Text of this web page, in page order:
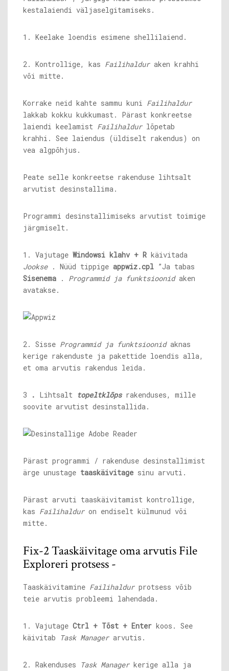
kestalaiendi väljaselgitamiseks.
1. Keelake loendis esimene shellilaiend.
2. Kontrollige, kas Failihalduraken krahhi
või mitte.
Korrake neid kahte sammu kuni Failihaldur
lakkab kokku kukkumast. Pärast konkreetse
laiendi keelamist Failihaldurlõpetab
krahhi. See laiendus (üldiselt rakendus) on
vea algpõhjus.
Peate selle konkreetse rakenduse lihtsalt
arvutist desinstallima.
Programmi desinstallimiseks arvutist toimige
järgmiselt.
1. Vajutage Windowsi klahv + R käivitada
Jookse. Nüüd tippige appwiz.cpl ”Ja tabas
Sisenema . Programmid ja funktsioonidaken
avatakse.
2. Sisse Programmid ja funktsioonidaknas
kerige rakenduste ja pakettide loendis alla,
et oma arvutis rakendus leida.
3 . Lihtsalt topeltklõps rakenduses, mille
soovite arvutist desinstallida.
Pärast programmi / rakenduse desinstallimist
ärge unustage taaskäivitage sinu arvuti.
Pärast arvuti taaskäivitamist kontrollige,
kas Failihalduron endiselt külmunud või
mitte.
Fix-2 Taaskäivitage oma arvutis File
Exploreri protsess -
Taaskäivitamine Failihaldurprotsess võib
teie arvutis probleemi lahendada.
1. Vajutage Ctrl + Tõst + Enter koos. See
käivitab
Task Managerarvutis.
2. Rakenduses Task Managerkerige alla ja